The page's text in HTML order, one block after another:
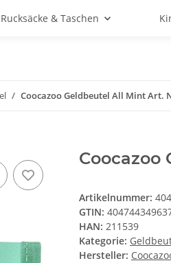
Rucksäcke & Taschen
Coocazoo Geldbeutel All Mint Art.
Coocazoo
Artikelnummer:
GTIN:
HAN: 211539
Kategorie:
Hersteller: